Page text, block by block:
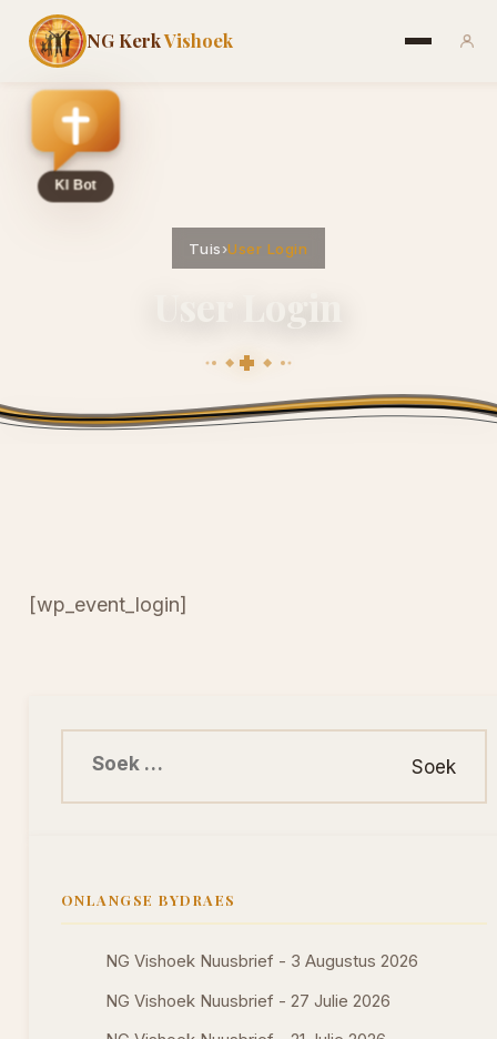
NG KerkVishoek
Tuis›User Login
[wp_event_login]
ONLANGSE BYDRAES
NG Vishoek Nuusbrief - 3 Augustus 2026
NG Vishoek Nuusbrief - 27 Julie 2026